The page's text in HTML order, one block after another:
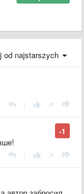
od najstarszych
-1